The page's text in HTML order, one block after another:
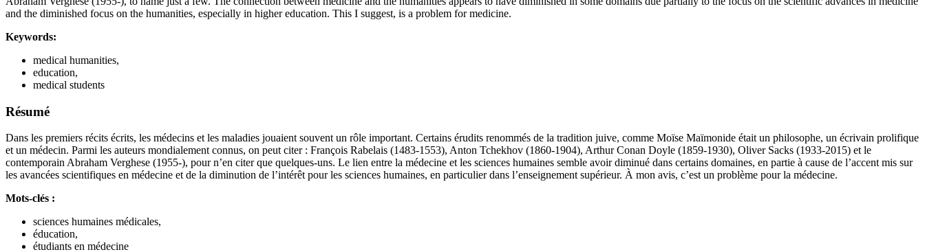
and the diminished focus on the humanities, especially in higher education. This I suggest, is a problem for medicine.
Keywords:
medical humanities,
education,
medical students
Résumé
Dans les premiers récits écrits, les médecins et les maladies jouaient souvent un rôle important. Certains érudits renommés de la tradition juive, comme Moïse Maïmonide était un philosophe, un écrivain prolifique
et un médecin. Parmi les auteurs mondialement connus, on peut citer : François Rabelais (1483-1553), Anton Tchekhov (1860-1904), Arthur Conan Doyle (1859-1930), Oliver Sacks (1933-2015) et le
contemporain Abraham Verghese (1955-), pour n’en citer que quelques-uns. Le lien entre la médecine et les sciences humaines semble avoir diminué dans certains domaines, en partie à cause de l’accent mis sur
les avancées scientifiques en médecine et de la diminution de l’intérêt pour les sciences humaines, en particulier dans l’enseignement supérieur. À mon avis, c’est un problème pour la médecine.
Mots-clés :
sciences humaines médicales,
éducation,
étudiants en médecine